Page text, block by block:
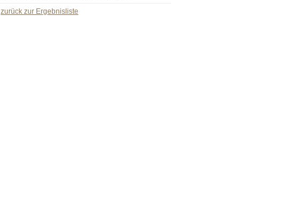
zurück zur Ergebnisliste